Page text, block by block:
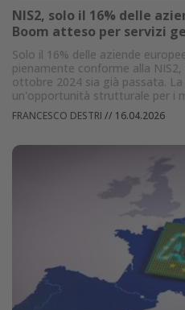
NIS2, solo il 16% delle
Boom atteso per servizi
Solo il 16% delle aziende
pienamente conforme alla
ottobre 2024 sia già passata.
un'opportunità strutturale per i
FRANCESCO DESTRI // 16.04.2026